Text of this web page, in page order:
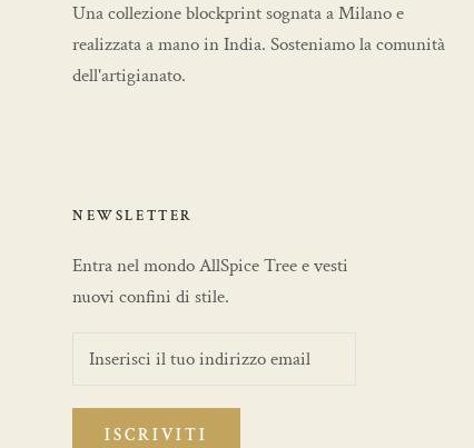
Una collezione blockprint sognata a Milano e
realizzata a mano in India. Sosteniamo la comunità
dell'artigianato.
NEWSLETTER
Entra nel mondo AllSpice Tree e vesti
nuovi confini di stile.
ISCRIVITI